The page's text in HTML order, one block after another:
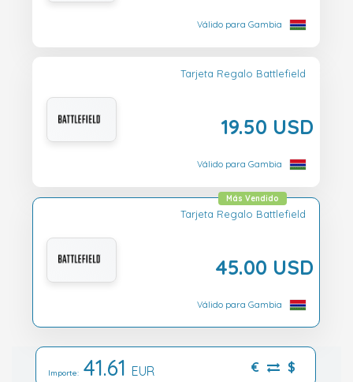
Válido para Gambia
Tarjeta Regalo Battlefield
19.50 USD
Válido para Gambia
Tarjeta Regalo Battlefield
45.00 USD
Más Vendido
Válido para Gambia
Importe: 41.61 EUR € $